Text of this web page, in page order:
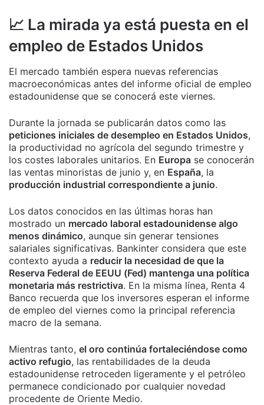
📈 La mirada ya está puesta en el
empleo de Estados Unidos
El mercado también espera nuevas referencias
macroeconómicas antes del informe oficial de empleo
estadounidense que se conocerá este viernes.
Durante la jornada se publicarán datos como las
peticiones iniciales de desempleo en Estados Unidos,
la productividad no agrícola del segundo trimestre y
los costes laborales unitarios. En Europa se conocerán
las ventas minoristas de junio y, en España, la
producción industrial correspondiente a junio.
Los datos conocidos en las últimas horas han
mostrado un mercado laboral estadounidense algo
menos dinámico, aunque sin generar tensiones
salariales significativas. Bankinter considera que este
contexto ayuda a reducir la necesidad de que la
Reserva Federal de EEUU (Fed) mantenga una política
monetaria más restrictiva. En la misma línea, Renta 4
Banco recuerda que los inversores esperan el informe
de empleo del viernes como la principal referencia
macro de la semana.
Mientras tanto, el oro continúa fortaleciéndose como
activo refugio, las rentabilidades de la deuda
estadounidense retroceden ligeramente y el petróleo
permanece condicionado por cualquier novedad
procedente de Oriente Medio.